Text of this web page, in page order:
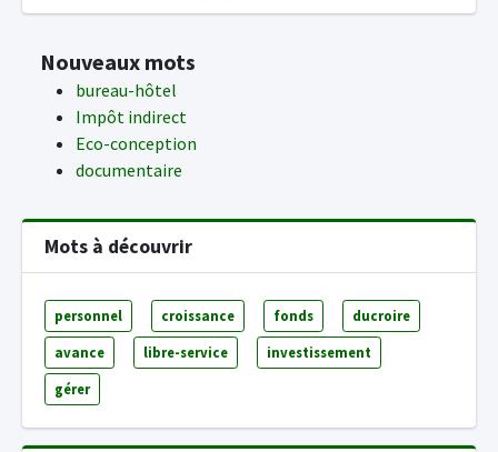
Nouveaux mots
bureau-hôtel
Impôt indirect
Eco-conception
documentaire
Mots à découvrir
personnel croissance fonds ducroire
avance libre-service investissement
gérer